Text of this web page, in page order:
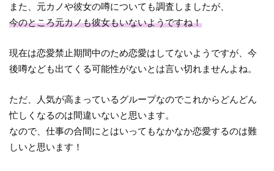
また、元カノや彼女の噂についても調査しましたが、
今のところ元カノも彼女もいないようですね！
現在は恋愛禁止期間中のため恋愛はしてないようですが、今
後噂なども出てくる可能性がないとは言い切れませんよね。
ただ、人気が高まっているグループなのでこれからどんどん
忙しくなるのは間違いないと思います。
なので、仕事の合間にとはいってもなかなか恋愛するのは難
しいと思います！